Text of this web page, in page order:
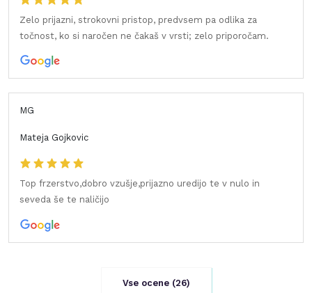
Zelo prijazni, strokovni pristop, predvsem pa odlika za
točnost, ko si naročen ne čakaš v vrsti; zelo priporočam.
MG
Mateja Gojkovic
Top frzerstvo,dobro vzušje,prijazno uredijo te v nulo in
seveda še te naličijo
Vse ocene (26)